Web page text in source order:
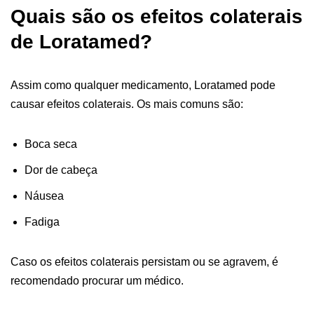
Quais são os efeitos colaterais
de Loratamed?
Assim como qualquer medicamento, Loratamed pode
causar efeitos colaterais. Os mais comuns são:
Boca seca
Dor de cabeça
Náusea
Fadiga
Caso os efeitos colaterais persistam ou se agravem, é
recomendado procurar um médico.